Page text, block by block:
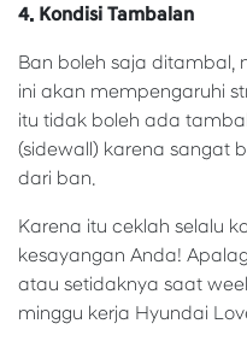
4. Kondisi Tambalan
Ban boleh saja ditambal,
ini akan mempengaruhi
itu tidak boleh ada
(sidewall) karena sangat
dari ban.
Karena itu ceklah selalu
kesayangan Anda!
atau setidaknya saat
minggu kerja Hyundai